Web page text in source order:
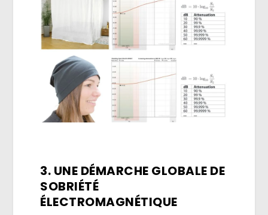
3. UNE DÉMARCHE GLOBALE DE
SOBRIÉTÉ
ÉLECTROMAGNÉTIQUE